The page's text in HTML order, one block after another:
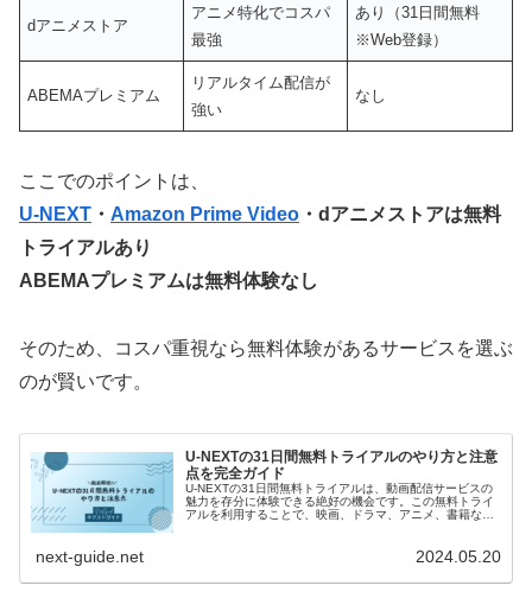
dアニメストア
アニメ特化でコスパ
最強
あり（31日間無料
※Web登録）
ABEMAプレミアム
リアルタイム配信が
強い
なし
ここでのポイントは、
U-NEXT ・ Amazon Prime Video ・dアニメストアは無料
トライアルあり
ABEMAプレミアムは無料体験なし
そのため、コスパ重視なら無料体験があるサービスを選ぶ
のが賢いです。
U-NEXTの31日間無料トライアルのやり方と注意
点を完全ガイド
U-NEXTの31日間無料トライアルは、動画配信サービスの
魅力を存分に体験できる絶好の機会です。この無料トライ
アルを利用することで、映画、ドラマ、アニメ、書籍な
細な情報や申し込み方法、注意点などを解説します。
next-guide.net 2024.05.20